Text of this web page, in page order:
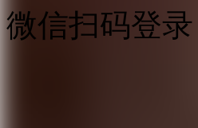
微信扫码登录